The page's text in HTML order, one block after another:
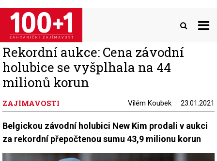
Přejít
hlavnímu
obsahu
Rekordní aukce: Cena závodní
holubice se vyšplhala na 44
milionů korun
ZAJÍMAVOSTI Vilém Koubek 23.01.2021
Belgickou závodní holubici New Kim prodali v aukci
za rekordní přepočtenou sumu 43,9 milionu korun